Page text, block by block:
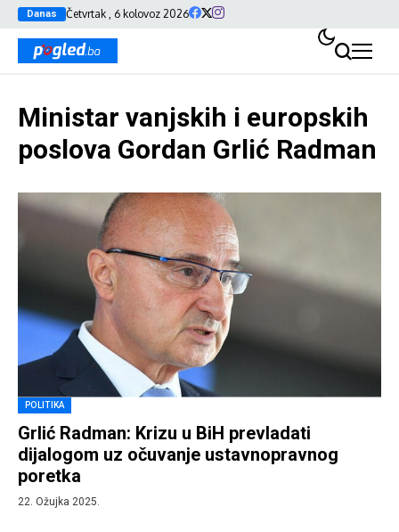
Danas Četvrtak , 6 kolovoz 2026
Ministar vanjskih i europskih
poslova Gordan Grlić Radman
POLITIKA
Grlić Radman: Krizu u BiH prevladati
dijalogom uz očuvanje ustavnopravnog
poretka
22. Ožujka 2025.